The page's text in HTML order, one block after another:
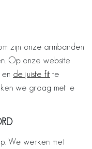
zijn onze armbanden
Op onze website
de juiste fit te
we graag met je
We werken met